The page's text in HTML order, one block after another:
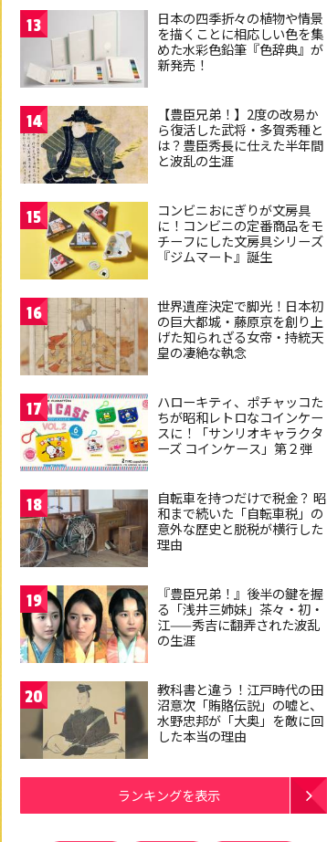
13
日本の四季折々の植物や情景
を描くことに相応しい色を集
めた水彩色鉛筆『色辞典』が
新発売！
14
【豊臣兄弟！】2度の改易か
ら復活した武将・多賀秀種と
は？豊臣秀長に仕えた半年間
と波乱の生涯
15
コンビニおにぎりが文房具
に！コンビニの定番商品をモ
チーフにした文房具シリーズ
『ジムマート』誕生
16
世界遺産決定で脚光！日本初
の巨大都城・藤原京を創り上
げた知られざる女帝・持統天
皇の凄絶な執念
17
ハローキティ、ポチャッコた
ちが昭和レトロなコインケー
スに！「サンリオキャラクタ
ーズ コインケース」第２弾
18
自転車を持つだけで税金？ 昭
和まで続いた「自転車税」の
意外な歴史と脱税が横行した
理由
19
『豊臣兄弟！』後半の鍵を握
る「浅井三姉妹」茶々・初・
江——秀吉に翻弄された波乱
の生涯
20
教科書と違う！江戸時代の田
沼意次「賄賂伝説」の嘘と、
水野忠邦が「大奥」を敵に回
した本当の理由
ランキングを表示